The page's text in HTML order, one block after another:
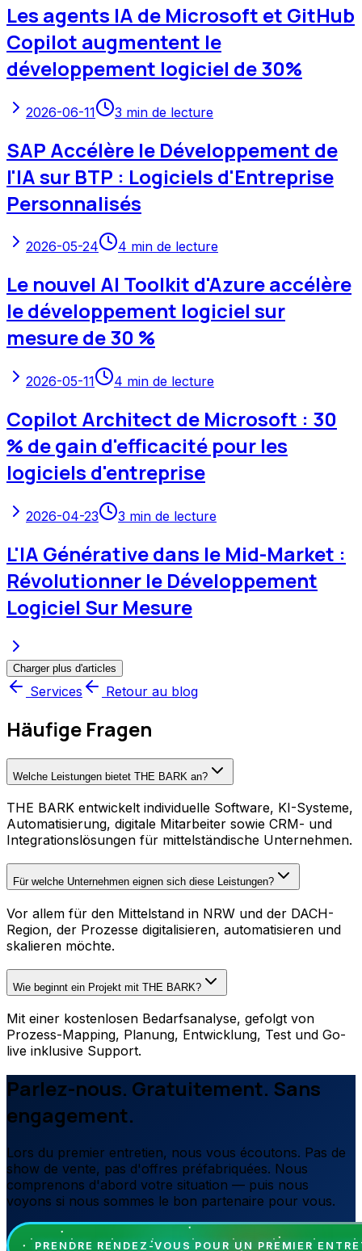
Les agents IA de Microsoft et GitHub
Copilot augmentent le
développement logiciel de 30%
2026-06-11 3 min de lecture
SAP Accélère le Développement de
l'IA sur BTP : Logiciels d'Entreprise
Personnalisés
2026-05-24 4 min de lecture
Le nouvel AI Toolkit d'Azure accélère
le développement logiciel sur
mesure de 30 %
2026-05-11 4 min de lecture
Copilot Architect de Microsoft : 30
% de gain d'efficacité pour les
logiciels d'entreprise
2026-04-23 3 min de lecture
L'IA Générative dans le Mid-Market :
Révolutionner le Développement
Logiciel Sur Mesure
Charger plus d'articles
Services Retour au blog
Häufige Fragen
Welche Leistungen bietet THE BARK an?
THE BARK entwickelt individuelle Software, KI-Systeme,
Automatisierung, digitale Mitarbeiter sowie CRM- und
Integrationslösungen für mittelständische Unternehmen.
Für welche Unternehmen eignen sich diese Leistungen?
Vor allem für den Mittelstand in NRW und der DACH-
Region, der Prozesse digitalisieren, automatisieren und
skalieren möchte.
Wie beginnt ein Projekt mit THE BARK?
Mit einer kostenlosen Bedarfsanalyse, gefolgt von
Prozess-Mapping, Planung, Entwicklung, Test und Go-
live inklusive Support.
Parlez-nous. Gratuitement. Sans
engagement.
Lors du premier entretien, nous vous écoutons. Pas de
show de vente, pas d'offres préfabriquées. Nous
comprenons d'abord votre situation — puis nous
voyons si nous sommes le bon partenaire pour vous.
PRENDRE RENDEZ-VOUS POUR UN PREMIER